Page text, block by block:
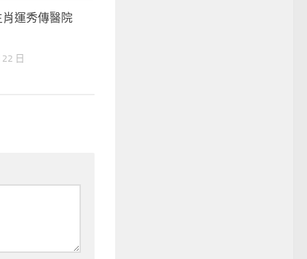
運秀傳醫院
日